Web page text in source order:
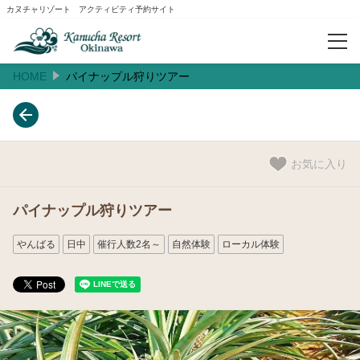
カヌチャリゾート アクティビティ予約サイト
予約確認
閲覧履歴
ご案内
お知らせ
HOME パイナップル狩りツアー
パイナップル狩りツアー
お気に入り
やんばる 日中 催行人数2名～ 自然体験 ローカル体験